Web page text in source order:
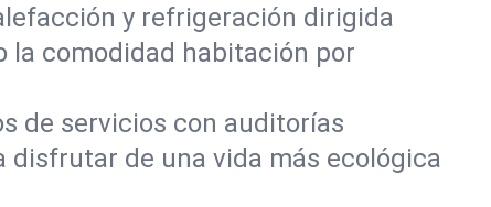
y refrigeración dirigida
la comodidad habitación por
de servicios con auditorías
disfrutar de una vida más ecológica